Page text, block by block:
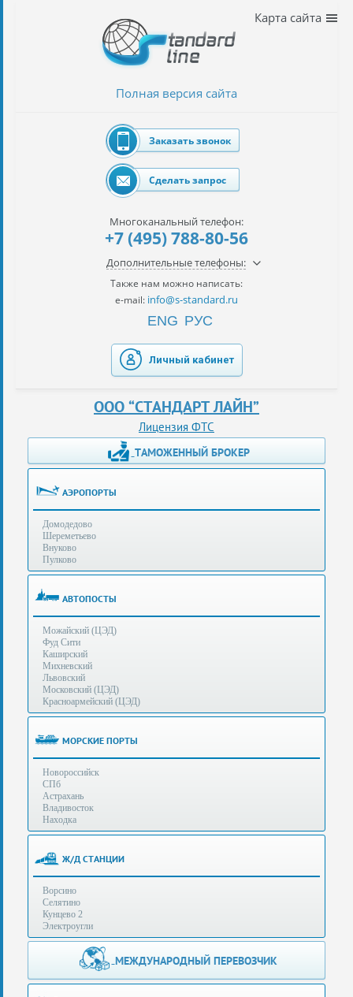
автомобилей
Получение
ЭЦП
за
сутки
услуги
Опыт
оформления
рекомендует
Таможенные
процедуры
(особенности):
Полезная
информация
Стоимость
услуг
Контакты
Заказать
звонок
Сделать
запрос
Многоканальный
телефон:
Дополнительные
+7 (929) 575-
Полная версия сайта
Карта сайта
Заказать звонок
Сделать запрос
Многоканальный телефон:
+7 (495) 788-80-56
Дополнительные телефоны:
Также нам можно написать:
e-mail: info@s-standard.ru
ENG РУС
Личный кабинет
ООО “СТАНДАРТ ЛАЙН”
Лицензия ФТС
ТАМОЖЕННЫЙ БРОКЕР
АЭРОПОРТЫ
Домодедово
Шереметьево
Внуково
Пулково
АВТОПОСТЫ
Можайский (ЦЭД)
Фуд Сити
Каширский
Михневский
Львовский
Московский (ЦЭД)
Красноармейский (ЦЭД)
МОРСКИЕ ПОРТЫ
Новороссийск
СПб
Астрахань
Владивосток
Находка
Ж/Д СТАНЦИИ
Ворсино
Селятино
Кунцево 2
Электроугли
МЕЖДУНАРОДНЫЙ ПЕРЕВОЗЧИК